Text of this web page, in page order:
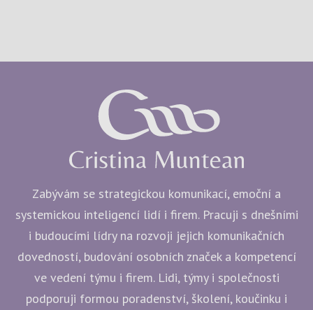
Zabývám se strategickou komunikací, emoční a
systemickou inteligencí lidí i firem. Pracuji s dnešními
i budoucími lídry na rozvoji jejich komunikačních
dovedností, budování osobních značek a kompetencí
ve vedení týmu i firem. Lidi, týmy i společnosti
podporuji formou poradenství, školení, koučinku i